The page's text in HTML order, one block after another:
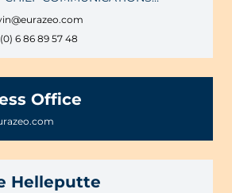
6 86 89 57 48
Office
Helleputte